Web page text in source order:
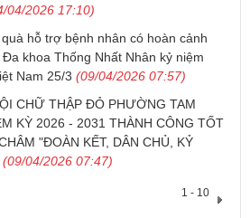
04/2026 17:10)
hỗ trợ bệnh nhân có hoàn cảnh
khoa Thống Nhất Nhân kỷ niệm
Nam 25/3 (09/04/2026 07:57)
CHỮ THẬP ĐỎ PHƯỜNG TAM
KỲ 2026 - 2031 THÀNH CÔNG TỐT
"ĐOÀN KẾT, DÂN CHỦ, KỶ
(09/04/2026 07:47)
1 - 10